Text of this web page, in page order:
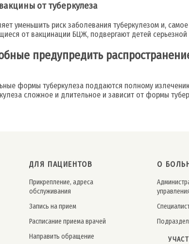
от туберкулеза
уменьшить риск заболевания туберкулезом и,
от вакцинации БЦЖ, подвергают детей серьезной
предупредить
формы туберкулеза поддаются полному
сложное и длительное и зависит от формы
ДЛЯ ПАЦИЕНТОВ
Прикрепление, адреса
обслуживания
Запись на прием
Расписание приема врачей
Направить обращение
О